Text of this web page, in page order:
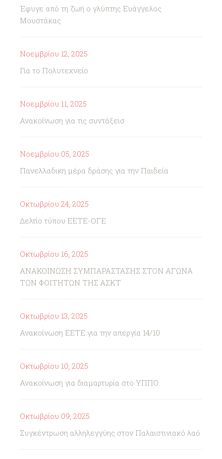
Έφυγε από τη ζωή ο γλύπτης Ευάγγελος
Μουστάκας
Νοεμβρίου 12, 2025
Για το Πολυτεχνείο
Νοεμβρίου 11, 2025
Ανακοίνωση για τις συντάξεισ
Νοεμβρίου 05, 2025
Πανελλαδική μέρα δράσης για την Παιδεία
Οκτωβρίου 24, 2025
Δελτίο τύπου ΕΕΤΕ-ΟΓΕ
Οκτωβρίου 16, 2025
ΑΝΑΚΟΙΝΩΣΗ ΣΥΜΠΑΡΑΣΤΑΣΗΣ ΣΤΟΝ ΑΓΩΝΑ
ΤΩΝ ΦΟΙΤΗΤΩΝ ΤΗΣ ΑΣΚΤ
Οκτωβρίου 13, 2025
Ανακοίνωση ΕΕΤΕ για την απεργία 14/10
Οκτωβρίου 10, 2025
Ανακοίνωση για διαμαρτυρία στο ΥΠΠΟ
Οκτωβρίου 09, 2025
Συγκέντρωση αλληλεγγύης στον Παλαιστινιακό λαό